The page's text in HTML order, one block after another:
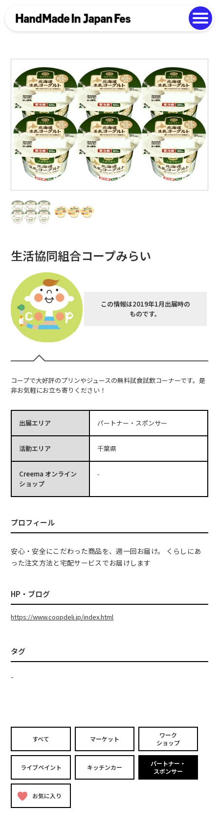
Photo Gallery
EN 中文
生活協同組合コープみらい
この情報は2019年1月出展時の
ものです。
コープで大好評のプリンやジュースの無料試食試飲コーナーです。是
非お気軽にお立ち寄りください！
出展エリア パートナー・スポンサー
活動エリア 千葉県
Creema オンライン
ショップ
-
プロフィール
安心・安全にこだわった商品を、週一回お届け。 くらしにあ
った注文方法と宅配サービスでお届けします
HP・ブログ
https://www.coopdeli.jp/index.html
タグ
-
すべて マーケット
ワーク
ショップ
ライブペイント キッチンカー
パートナー・
スポンサー
お気に入り